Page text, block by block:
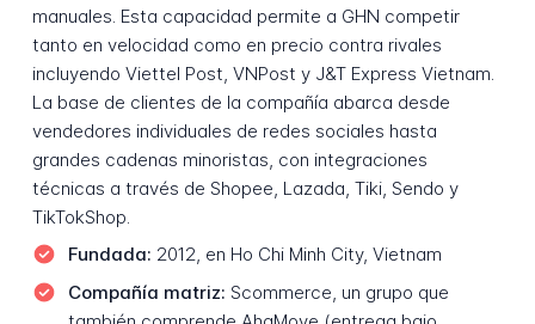
manuales. Esta capacidad permite a GHN competir
tanto en velocidad como en precio contra rivales
incluyendo Viettel Post, VNPost y J&T Express Vietnam.
La base de clientes de la compañía abarca desde
vendedores individuales de redes sociales hasta
grandes cadenas minoristas, con integraciones
técnicas a través de Shopee, Lazada, Tiki, Sendo y
TikTokShop.
Fundada: 2012, en Ho Chi Minh City, Vietnam
Compañía matriz: Scommerce, un grupo que